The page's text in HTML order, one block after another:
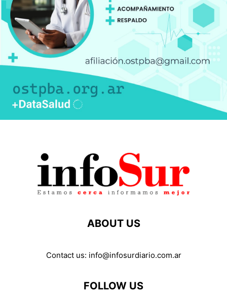
ABOUT US
Contact us: info@infosurdiario.com.ar
FOLLOW US